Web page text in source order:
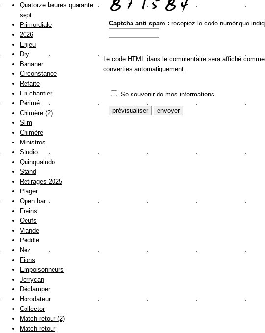
Captcha anti-spam : recopiez le code numérique
Le code HTML dans le commentaire sera affiché
converties automatiquement.
Se souvenir de mes informations
Quatorze heures quarante
sept
Primordiale
2026
Enjeu
Dry
Bananer
Circonstance
Refaite
En chantier
Périmé
Chimère (2)
Slim
Chimère
Ministres
Studio
Quinqualudo
Stand
Retirages 2025
Plager
Open bar
Freins
Oeufs
Viande
Peddle
Nez
Fions
Empoisonneurs
Jerrycan
Déclamper
Horodateur
Collector
Match retour (2)
Match retour